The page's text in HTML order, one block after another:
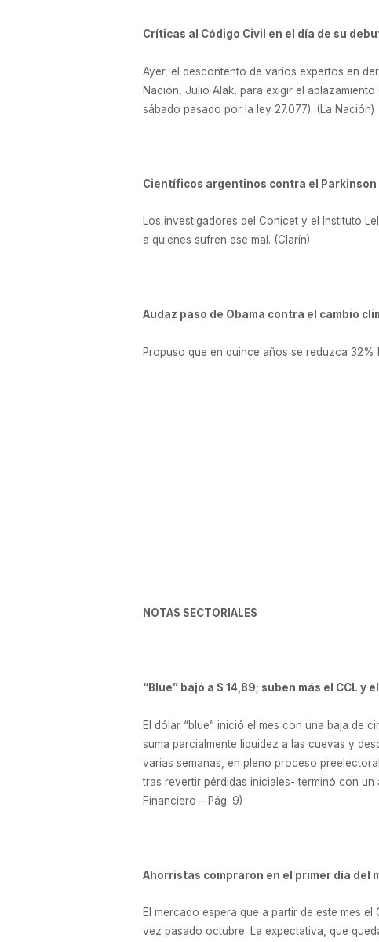
Críticas al Código Civil en el día de su
Ayer, el descontento de varios expertos en
Nación, Julio Alak, para exigir el
sábado pasado por la ley 27.077). (La Nación)
Científicos argentinos contra el Parkinson
Los investigadores del Conicet y el Instituto
a quienes sufren ese mal. (Clarín)
Audaz paso de Obama contra el cambio
Propuso que en quince años se reduzca 32%
NOTAS SECTORIALES
“Blue” bajó a $ 14,89; suben más el CCL y
El dólar “blue” inició el mes con una baja de
suma parcialmente liquidez a las cuevas y
varias semanas, en pleno proceso
tras revertir pérdidas iniciales- terminó con un
Financiero – Pág. 9)
Ahorristas compraron en el primer día del
El mercado espera que a partir de este mes
vez pasado octubre. La expectativa, que